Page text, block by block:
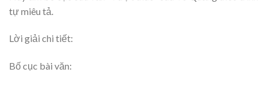
tự miêu tả.
Lời giải chi tiết:
Bố cục bài văn: